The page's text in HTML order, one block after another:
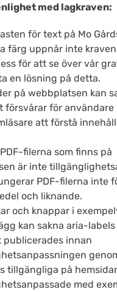
med lagkraven:
för text på Mo
färg uppnår inte
för att se över vår
en lösning på detta.
på webbplatsen kan
försvårar för användare
att förstå
filerna som finns på
är inte
PDF-filerna inte
och liknande.
och knappar i
kan sakna aria-labels
publicerades innan
tillgängliga på
med